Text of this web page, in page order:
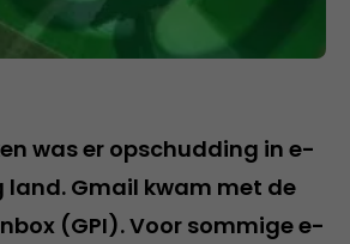
was er opschudding in e-
Gmail kwam met de
(GPI). Voor sommige e-